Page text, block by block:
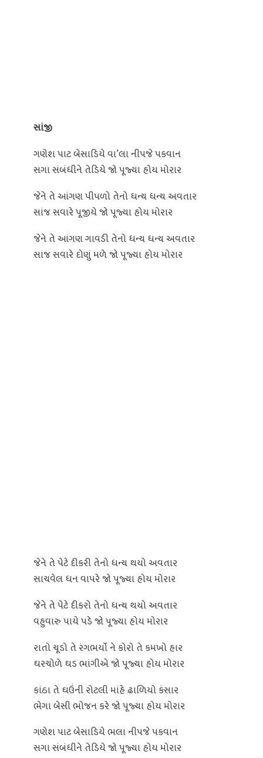
સાંજી
ગણેશ પાટ બેસાડિયે વા’લા નીપજે પકવાન
સગા સંબંધીને તેડિયે જો પૂજ્યા હોય મોરાર
જેને તે આંગણ પીપળો તેનો ધન્ય ધન્ય અવતાર
સાંજ સવારે પૂજીયે જો પૂજ્યા હોય મોરાર
જેને તે આંગણ ગાવડી તેનો ધન્ય ધન્ય અવતાર
સાંજ સવારે દોણું મળે જો પૂજ્યા હોય મોરાર
જેને તે પેટે દીકરી તેનો ધન્ય થયો અવતાર
સાચવેલ ધન વાપરે જો પૂજ્યા હોય મોરાર
જેને તે પેટે દીકરો તેનો ધન્ય થયો અવતાર
વહુવારુ પાયે પડે જો પૂજ્યા હોય મોરાર
રાતો ચૂડો તે રંગભર્યો ને કોરો તે કમખો હાર
ઘરચોળે ઘડ ભાંગીએ જો પૂજ્યા હોય મોરાર
કાંઠા તે ઘઉંની રોટલી માંહે ઢાળિયો કંસાર
ભેગા બેસી ભોજન કરે જો પૂજ્યા હોય મોરાર
ગણેશ પાટ બેસાડિયે ભલા નીપજે પકવાન
સગા સંબંધીને તેડિયે જો પૂજ્યા હોય મોરાર